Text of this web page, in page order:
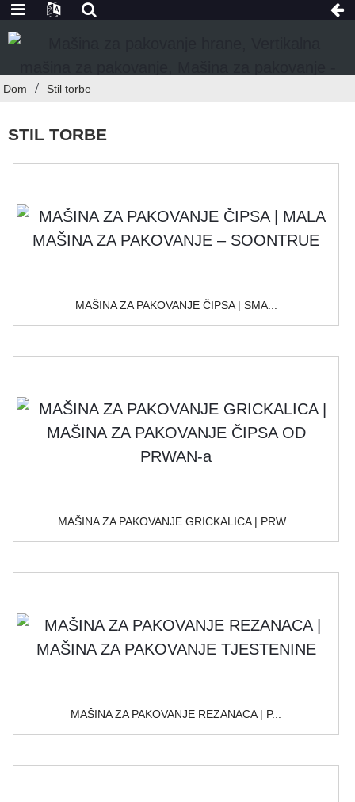
Dom Stil torbe
STIL TORBE
MAŠINA ZA PAKOVANJE ČIPSA | SMA...
MAŠINA ZA PAKOVANJE GRICKALICA | PRW...
MAŠINA ZA PAKOVANJE REZANACA | P...